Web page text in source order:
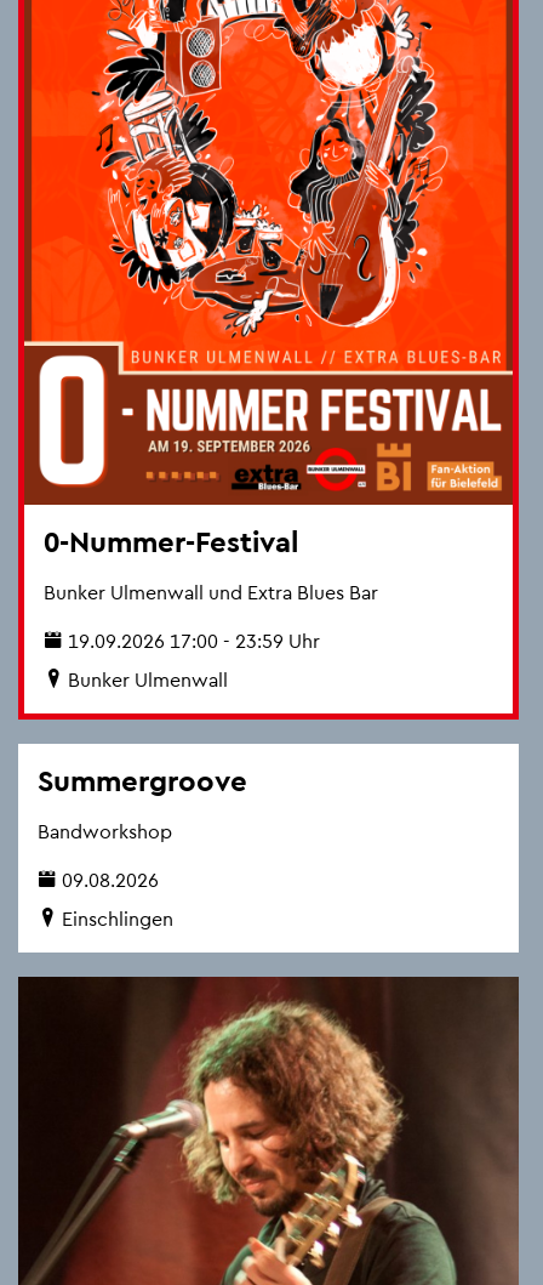
0-Num­mer-Fes­ti­val
Bun­ker Ul­men­wall und Extra Blues Bar
19.09.2026 17:00 - 23:59 Uhr
Bun­ker Ul­men­wall
Sum­mer­groo­ve
Band­work­shop
09.08.2026
Ein­schlin­gen